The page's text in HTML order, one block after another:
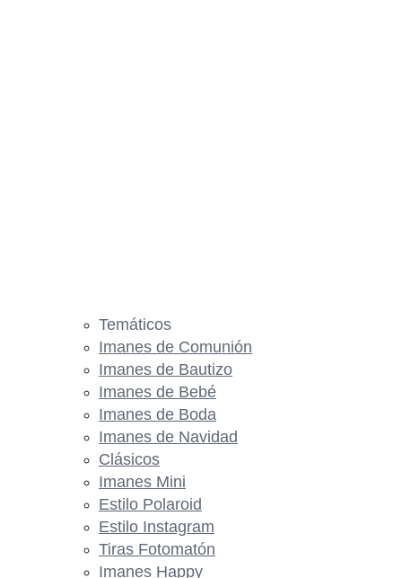
Temáticos
Imanes de Comunión
Imanes de Bautizo
Imanes de Bebé
Imanes de Boda
Imanes de Navidad
Clásicos
Imanes Mini
Estilo Polaroid
Estilo Instagram
Tiras Fotomatón
Imanes Happy